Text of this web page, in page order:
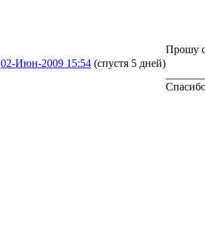
02-Июн-2009 15:54 (спустя 5 дней)
Прошу